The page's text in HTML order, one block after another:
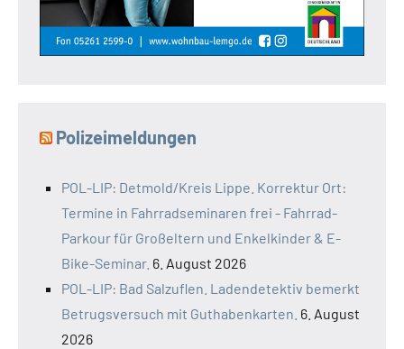
Polizeimeldungen
POL-LIP: Detmold/Kreis Lippe. Korrektur Ort:
Termine in Fahrradseminaren frei - Fahrrad-
Parkour für Großeltern und Enkelkinder & E-
Bike-Seminar. 6. August 2026
POL-LIP: Bad Salzuflen. Ladendetektiv bemerkt
Betrugsversuch mit Guthabenkarten. 6. August
2026